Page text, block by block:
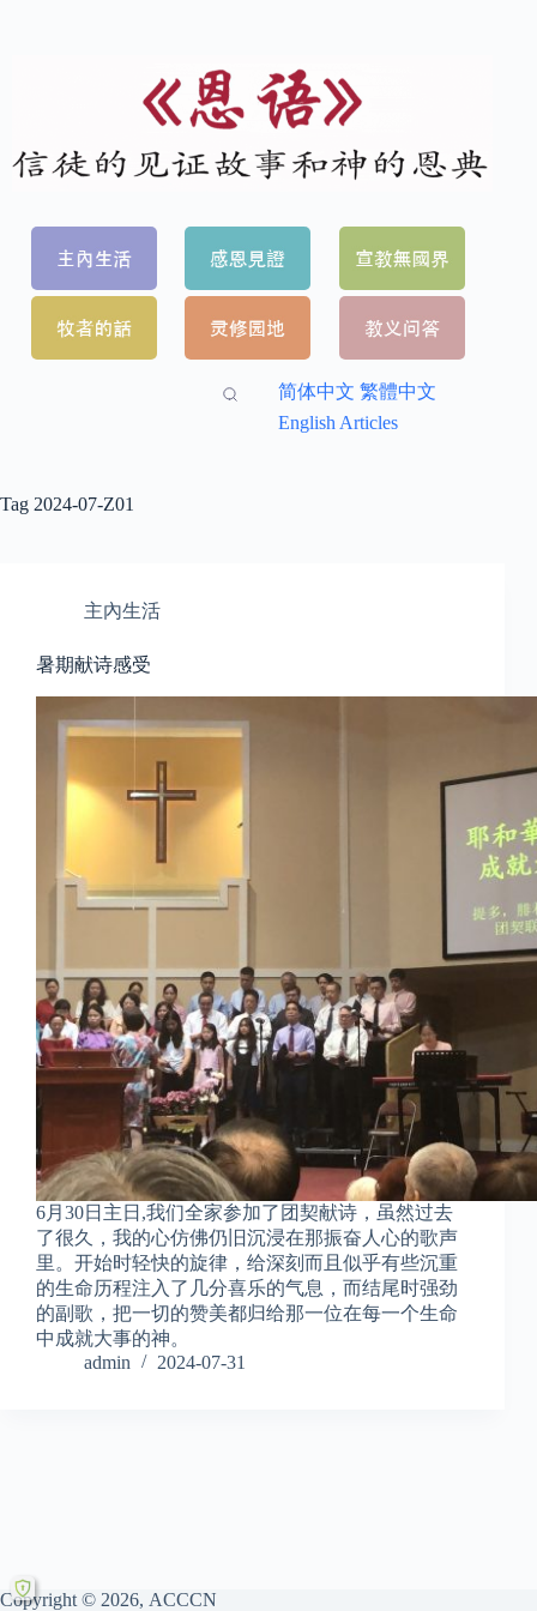
简体中文 繁體中文
English Articles
Tag 2024-07-Z01
主內生活
暑期献诗感受
6月30日主日,我们全家参加了团契献诗，虽然过去
了很久，我的心仿佛仍旧沉浸在那振奋人心的歌声
里。开始时轻快的旋律，给深刻而且似乎有些沉重
的生命历程注入了几分喜乐的气息，而结尾时强劲
的副歌，把一切的赞美都归给那一位在每一个生命
中成就大事的神。
admin
2024-07-31
Copyright © 2026, ACCCN